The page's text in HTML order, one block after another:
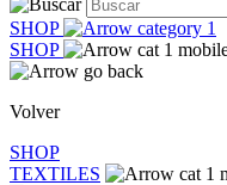
SHOP
SHOP
Volver
SHOP
TEXTILES